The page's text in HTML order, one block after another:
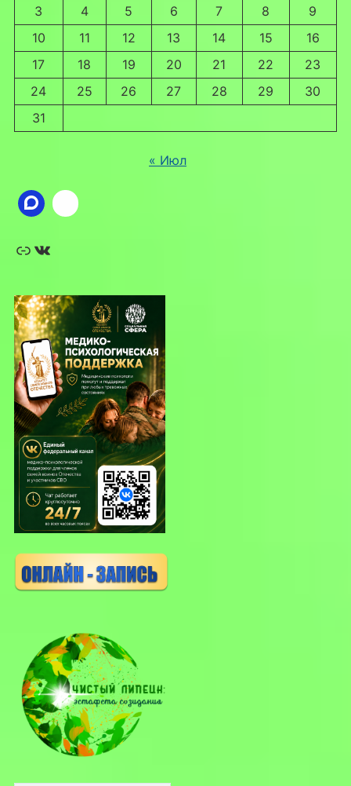
3 4 5 6 7 8
9
10
11 12 13 14 15
16
17
18 19 20 21 22
23
24
25 26 27 28 29
30
31
« Июл